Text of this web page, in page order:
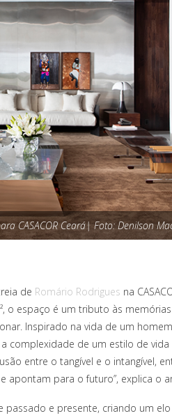
CASACOR Ceará| Foto: Denilson
de Romário Rodrigues na
o espaço é um tributo às
Inspirado na vida de um
complexidade de um estilo de
entre o tangível e o intangível,
apontam para o futuro”, explica o
e presente, criando um